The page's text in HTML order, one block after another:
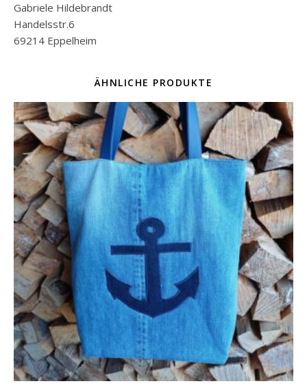
Gabriele Hildebrandt
Handelsstr.6
69214 Eppelheim
ÄHNLICHE PRODUKTE